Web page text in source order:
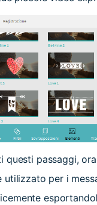
questi passaggi,
utilizzato per i